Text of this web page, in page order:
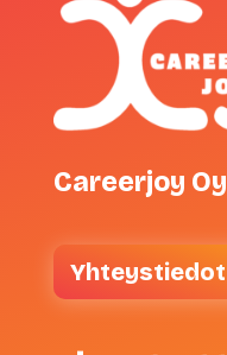
Careerjoy Oy
Yhteystiedot